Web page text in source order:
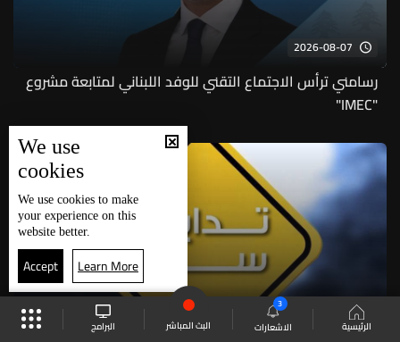
الرئيسية الاشعارات
3
البث المباشر البرامج
2026-08-07
رسامني ترأس الاجتماع التقني للوفد اللبناني لمتابعة مشروع
"IMEC"
2026-08-07
We use
cookies
We use cookies to make
your experience on this
website better.
Accept Learn More